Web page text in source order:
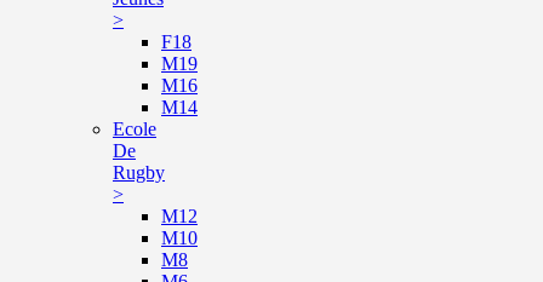
>
F18
M19
M16
M14
Ecole
De
Rugby
>
M12
M10
M8